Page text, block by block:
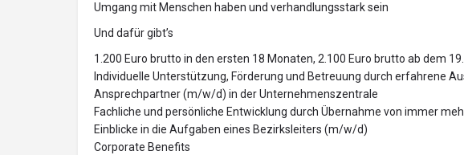
Umgang mit Menschen haben und verhandlungsstark sein
Und dafür gibt’s
1.200 Euro brutto in den ersten 18 Monaten, 2.100 Euro brutto ab dem
Individuelle Unterstützung, Förderung und Betreuung durch erfahrene
Ansprechpartner (m/w/d) in der Unternehmenszentrale
Fachliche und persönliche Entwicklung durch Übernahme von immer
Einblicke in die Aufgaben eines Bezirksleiters (m/w/d)
Corporate Benefits